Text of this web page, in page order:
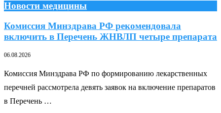
Новости медицины
Комиссия Минздрава РФ рекомендовала
включить в Перечень ЖНВЛП четыре препарата
06.08.2026
Комиссия Минздрава РФ по формированию лекарственных
перечней рассмотрела девять заявок на включение препаратов
в Перечень …